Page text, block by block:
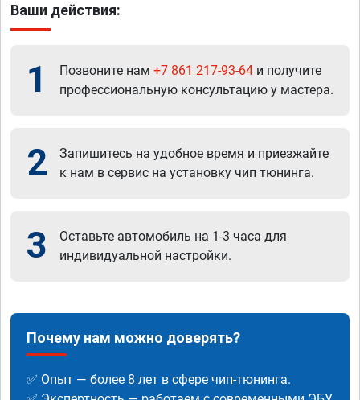
Ваши действия:
1 Позвоните нам +7 861 217-93-64 и получите
профессиональную консультацию у мастера.
2
Запишитесь на удобное время и приезжайте
к нам в сервис на установку чип тюнинга.
3
Оставьте автомобиль на 1-3 часа для
индивидуальной настройки.
Почему нам можно доверять?
✅ Опыт — более 8 лет в сфере чип-тюнинга.